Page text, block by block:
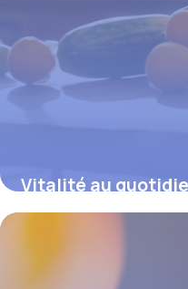
Vitalité au
concrètes pour